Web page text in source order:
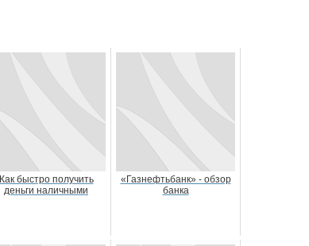
Как быстро получить
деньги наличными
«Газнефтьбанк» - обзор
банка